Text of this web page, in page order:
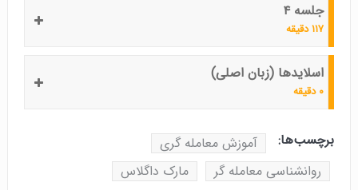
جلسه ۴
۱۱۷ دقیقه
اسلایدها (زبان اصلی)
۰ دقیقه
برچسب‌ها:
آموزش معامله گری
روانشناسی معامله گر
مارک داگلاس